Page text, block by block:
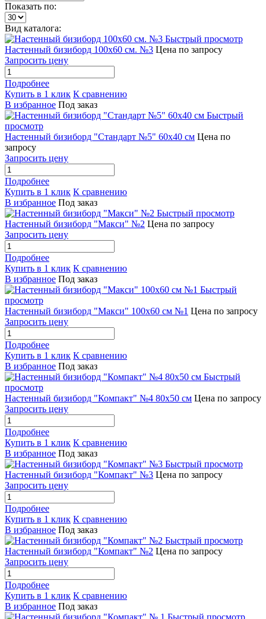
Показать по:
Вид каталога:
Быстрый просмотр
Настенный бизиборд 100х60 см. №3 Цена по запросу
Запросить цену
Подробнее
Купить в 1 клик К сравнению
В избранное Под заказ
Быстрый
просмотр
Настенный бизиборд "Стандарт №5" 60х40 см Цена по
запросу
Запросить цену
Подробнее
Купить в 1 клик К сравнению
В избранное Под заказ
Быстрый просмотр
Настенный бизиборд "Макси" №2 Цена по запросу
Запросить цену
Подробнее
Купить в 1 клик К сравнению
В избранное Под заказ
Быстрый
просмотр
Настенный бизиборд "Макси" 100х60 см №1 Цена по запросу
Запросить цену
Подробнее
Купить в 1 клик К сравнению
В избранное Под заказ
Быстрый
просмотр
Настенный бизиборд "Компакт" №4 80х50 см Цена по запросу
Запросить цену
Подробнее
Купить в 1 клик К сравнению
В избранное Под заказ
Быстрый просмотр
Настенный бизиборд "Компакт" №3 Цена по запросу
Запросить цену
Подробнее
Купить в 1 клик К сравнению
В избранное Под заказ
Быстрый просмотр
Настенный бизиборд "Компакт" №2 Цена по запросу
Запросить цену
Подробнее
Купить в 1 клик К сравнению
В избранное Под заказ
Быстрый просмотр